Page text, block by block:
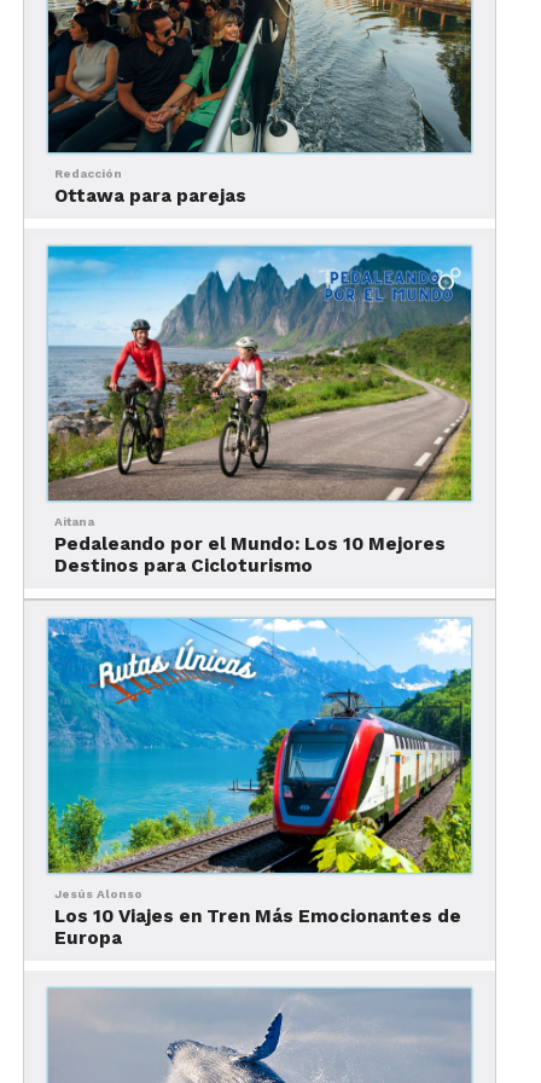
acuático de colores
En el corazón delParque Nacional Natural Sierra
de La Macarena, yace Caño Cristales. Este río
cuyas aguas, según laépoca del año y la hora del
día, se tiñe de colores. Y forma,mágicamente, un
abanico acuático de cinco tonalidades.
una zona con varios túneles y pozas naturales
que permiten admirar tanto sus tonalidades como
su profundidad.
Lago Esmeralda, el tesoro
brillante de Canadá
Redacción
Ottawa para parejas
Aitana
Pedaleando por el Mundo: Los 10 Mejores
Destinos para Cicloturismo
Jesús Alonso
Los 10 Viajes en Tren Más Emocionantes de
Europa